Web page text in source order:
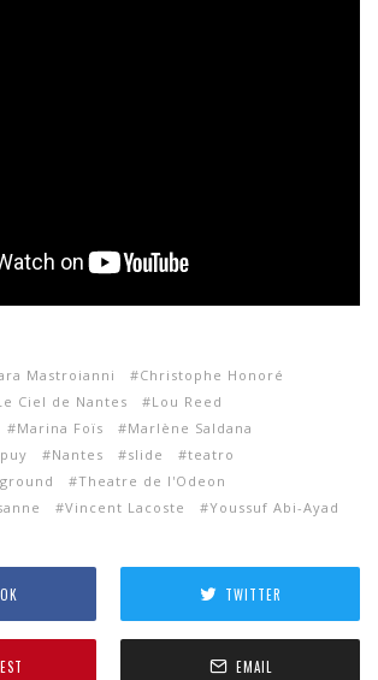
Mastroianni
Christophe Honoré
Ciel de Nantes
Lou Reed
Marina Foïs
Marlène Saldana
Nantes slide
teatro
Theatre de l'Odeon
Vincent Lacoste Youssuf Abi-Ayad
TWITTER
EMAIL